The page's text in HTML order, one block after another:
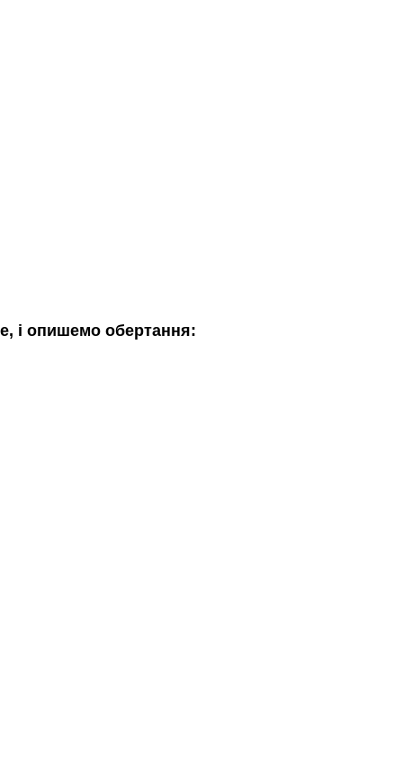
і опишемо обертання: